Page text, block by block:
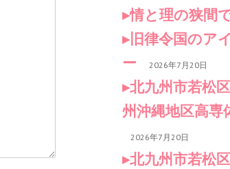
情と理の狭間
旧律令国のア
ー
2026年7月20日
北九州市若松
州沖縄地区高専
2026年7月20日
北九州市若松